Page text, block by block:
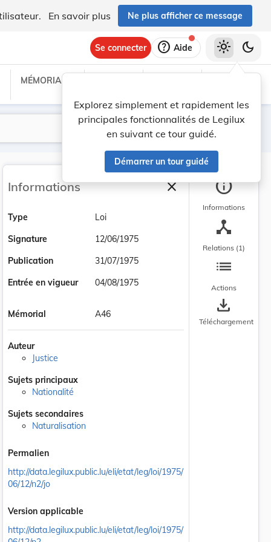
En savoir plus Ne plus afficher ce message
Se connecter help Aide
Explorez simplement et rapidement les
principales fonctionnalités de Legilux
en suivant ce tour guidé.
Démarrer un tour guidé
light_mode dark_mode
MÉMORIAL C
Lancer la recherche
Filtres
Informations closeFermer la barre
Type
Loi
Signature
12/06/1975
Publication
31/07/1975
Entrée en vigueur
04/08/1975
Mémorial A46
Auteur
Justice
Sujets principaux
Nationalité
Sujets secondaires
Naturalisation
Permalien
http://data.legilux.public.lu/eli/etat/leg/loi/1975/
06/12/n2/jo
Version applicable
http://data.legilux.public.lu/eli/etat/leg/loi/1975/
info
Informations
device_hub
Relations (1)
list
Actions
save_alt
Téléchargement